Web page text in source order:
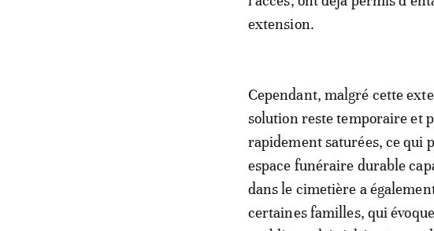
extension.
Cependant, malgré cette
solution reste temporaire et
rapidement saturées, ce qui
espace funéraire durable
dans le cimetière a
certaines familles, qui